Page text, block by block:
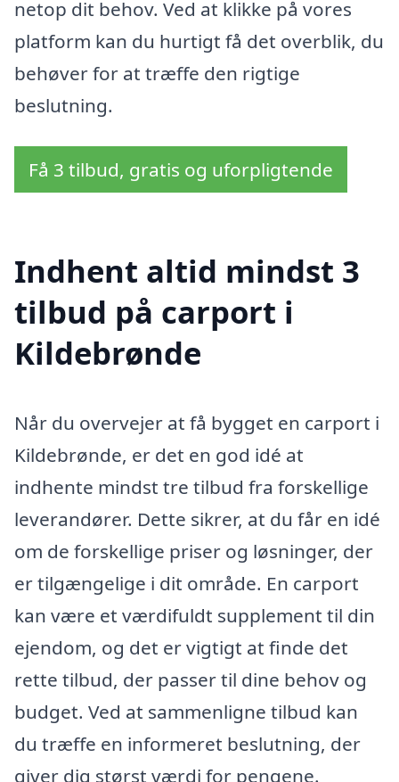
netop dit behov. Ved at klikke på vores
platform kan du hurtigt få det overblik, du
behøver for at træffe den rigtige
beslutning.
Få 3 tilbud, gratis og uforpligtende
Indhent altid mindst 3
tilbud på carport i
Kildebrønde
Når du overvejer at få bygget en carport i
Kildebrønde, er det en god idé at
indhente mindst tre tilbud fra forskellige
leverandører. Dette sikrer, at du får en idé
om de forskellige priser og løsninger, der
er tilgængelige i dit område. En carport
kan være et værdifuldt supplement til din
ejendom, og det er vigtigt at finde det
rette tilbud, der passer til dine behov og
budget. Ved at sammenligne tilbud kan
du træffe en informeret beslutning, der
giver dig størst værdi for pengene.